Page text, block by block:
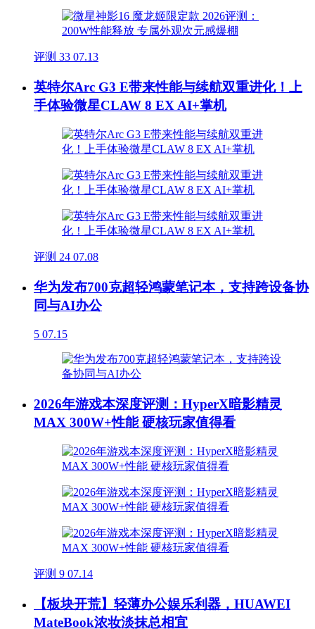
评测 33 07.13
英特尔Arc G3 E带来性能与续航双重进化！上
手体验微星CLAW 8 EX AI+掌机
评测 24 07.08
华为发布700克超轻鸿蒙笔记本，支持跨设备协
同与AI办公
5 07.15
2026年游戏本深度评测：HyperX暗影精灵
MAX 300W+性能 硬核玩家值得看
评测 9 07.14
【板块开荒】轻薄办公娱乐利器，HUAWEI
MateBook浓妆淡抹总相宜